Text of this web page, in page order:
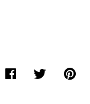
Facebook
Twitter